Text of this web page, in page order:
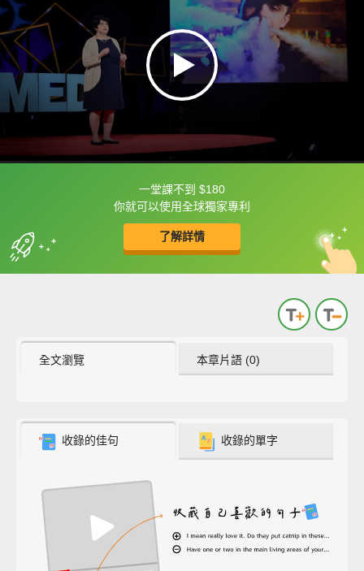
一堂課不到 $180
你就可以使用全球獨家專利
了解詳情
框選或點兩下字幕可以直接查字典喔！
收錄佳句 中
英
全文瀏覽 本章片語 (0)
收錄的佳句 收錄的單字